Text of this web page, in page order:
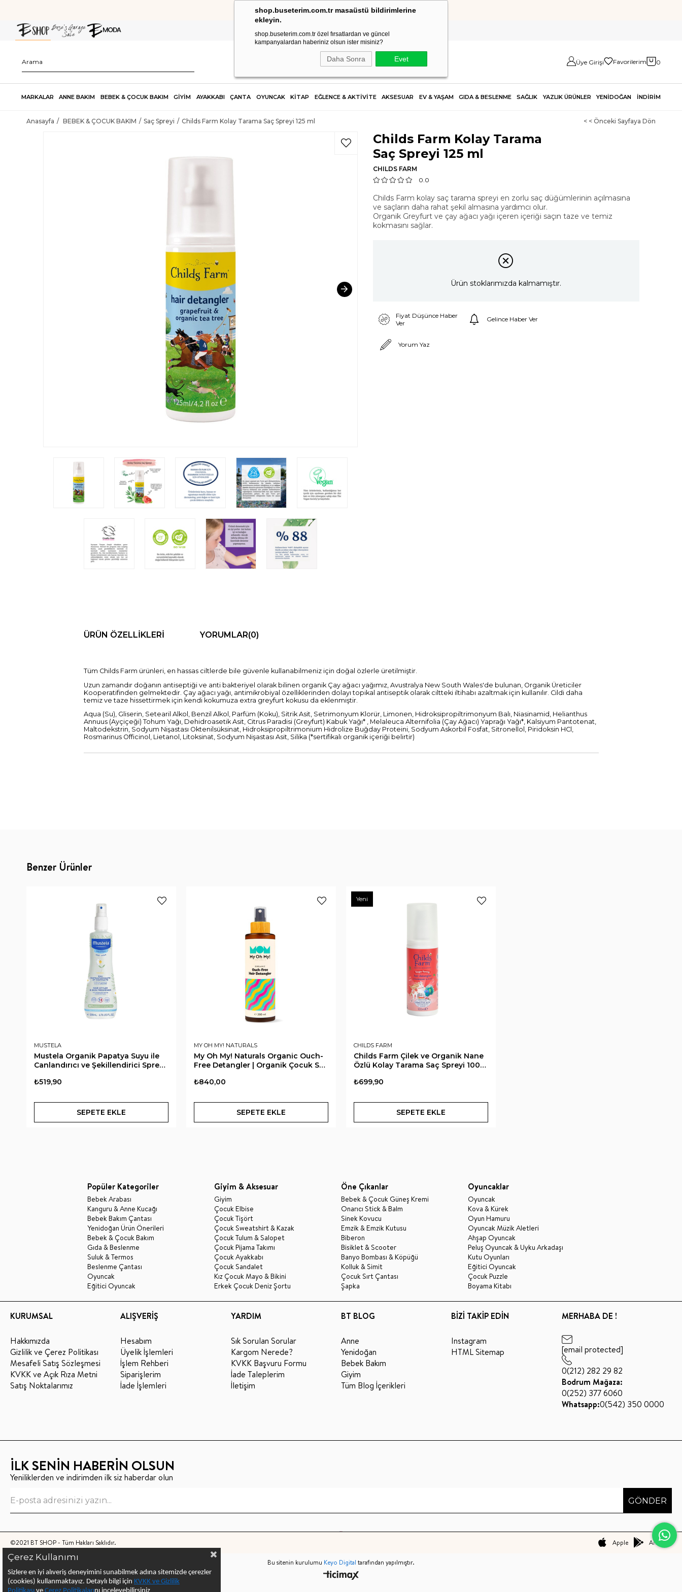
shop.buseterim.com.tr masaüstü bildirimlerine
ekleyin.
shop.buseterim.com.tr özel fırsatlardan ve güncel
kampanyalardan haberiniz olsun ister misiniz?
Daha Sonra Evet
HIZLI KARGO
Üye Girişi Favorilerim 0
MARKALAR ANNE BAKIM BEBEK & ÇOCUK BAKIM GİYİM AYAKKABI ÇANTA OYUNCAK KİTAP EĞLENCE & AKTİVİTE AKSESUAR EV & YAŞAM GIDA & BESLENME SAĞLIK YAZLIK ÜRÜNLER YENİDOĞAN İNDİRİM
Anasayfa BEBEK & ÇOCUK BAKIM Saç Spreyi Childs Farm Kolay Tarama Saç Spreyi 125 ml < < Önceki Sayfaya Dön
Childs Farm Kolay Tarama
Saç Spreyi 125 ml
CHILDS FARM
0.0
Childs Farm kolay saç tarama spreyi en zorlu saç düğümlerinin açılmasına
ve saçların daha rahat şekil almasına yardımcı olur.
Organik Greyfurt ve çay ağacı yağı içeren içeriği saçın taze ve temiz
kokmasını sağlar.
Ürün stoklarımızda kalmamıştır.
Fiyat Düşünce Haber
Ver
Gelince Haber Ver
Yorum Yaz
ÜRÜN ÖZELLIKLERI YORUMLAR(0)
Tüm Childs Farm ürünleri, en hassas ciltlerde bile güvenle kullanabilmeniz için doğal özlerle üretilmiştir.
Uzun zamandır doğanın antiseptiği ve anti bakteriyel olarak bilinen organik Çay ağacı yağımız, Avustralya New South Wales'de bulunan, Organik Üreticiler
Kooperatifinden gelmektedir. Çay ağacı yağı, antimikrobiyal özelliklerinden dolayı topikal antiseptik olarak ciltteki iltihabı azaltmak için kullanılır. Cildi daha
temiz ve taze hissettirmek için kendi kokumuza extra greyfurt kokusu da eklenmiştir.
Aqua (Su), Gliserin, Setearil Alkol, Benzil Alkol, Parfüm (Koku), Sitrik Asit, Setrimonyum Klorür, Limonen, Hidroksipropiltrimonyum Balı, Niasinamid, Helianthus
Annuus (Ayçiçeği) Tohum Yağı, Dehidroasetik Asit, Citrus Paradisi (Greyfurt) Kabuk Yağı* , Melaleuca Alternifolia (Çay Ağacı) Yaprağı Yağı*, Kalsiyum Pantotenat,
Maltodekstrin, Sodyum Nişastası Oktenilsüksinat, Hidroksipropiltrimonium Hidrolize Buğday Proteini, Sodyum Askorbil Fosfat, Sitronellol, Piridoksin HCl,
Rosmarinus Officinol, Lietanol, Litoksinat, Sodyum Nişastası Asit, Silika (*sertifikalı organik içeriği belirtir)
Benzer Ürünler
MUSTELA
Mustela Organik Papatya Suyu ile
Canlandırıcı ve Şekillendirici Sprey
₺519,90
SEPETE EKLE
MY OH MY! NATURALS
My Oh My! Naturals Organic Ouch-
Free Detangler | Organik Çocuk Saç
₺840,00
SEPETE EKLE
CHILDS FARM
Childs Farm Çilek ve Organik Nane
Özlü Kolay Tarama Saç Spreyi 100
₺699,90
SEPETE EKLE
Yeni
Popüler Kategoriler
Bebek Arabası
Kanguru & Anne Kucağı
Bebek Bakım Çantası
Yenidoğan Ürün Önerileri
Bebek & Çocuk Bakım
Gıda & Beslenme
Suluk & Termos
Beslenme Çantası
Oyuncak
Eğitici Oyuncak
Giyim & Aksesuar
Giyim
Çocuk Elbise
Çocuk Tişört
Çocuk Sweatshirt & Kazak
Çocuk Tulum & Salopet
Çocuk Pijama Takımı
Çocuk Ayakkabı
Çocuk Sandalet
Kız Çocuk Mayo & Bikini
Erkek Çocuk Deniz Şortu
Öne Çıkanlar
Bebek & Çocuk Güneş Kremi
Onarıcı Stick & Balm
Sinek Kovucu
Emzik & Emzik Kutusu
Biberon
Bisiklet & Scooter
Banyo Bombası & Köpüğü
Kolluk & Simit
Çocuk Sırt Çantası
Şapka
Oyuncaklar
Oyuncak
Kova & Kürek
Oyun Hamuru
Oyuncak Müzik Aletleri
Ahşap Oyuncak
Peluş Oyuncak & Uyku Arkadaşı
Kutu Oyunları
Eğitici Oyuncak
Çocuk Puzzle
Boyama Kitabı
KURUMSAL
Hakkımızda
Gizlilik ve Çerez Politikası
Mesafeli Satış Sözleşmesi
KVKK ve Açık Rıza Metni
Satış Noktalarımız
ALIŞVERİŞ
Hesabım
Üyelik İşlemleri
İşlem Rehberi
Siparişlerim
İade İşlemleri
YARDIM
Sık Sorulan Sorular
Kargom Nerede?
KVKK Başvuru Formu
İade Taleplerim
İletişim
BT BLOG
Anne
Yenidoğan
Bebek Bakım
Giyim
Tüm Blog İçerikleri
BİZİ TAKİP EDİN
Instagram
HTML Sitemap
MERHABA DE !
[email protected]
0(212) 282 29 82
Bodrum Mağaza:
0(252) 377 6060
Whatsapp:0(542) 350 0000
İLK SENİN HABERİN OLSUN
Yeniliklerden ve indirimden ilk siz haberdar olun
GÖNDER
©2021 BT SHOP - Tüm Hakları Saklıdır. Apple Android
Bu sitenin kurulumu Keyo Digital tarafından yapılmıştır.
Çerez Kullanımı
Sizlere en iyi alıveriş deneyimini sunabilmek adına sitemizde çerezler
(cookies) kullanmaktayız. Detaylı bilgi için KVKK ve Gizlilik